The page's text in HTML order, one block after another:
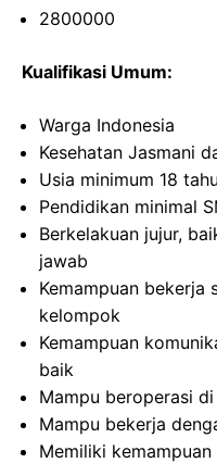
2800000
Kualifikasi Umum:
Warga Indonesia
Kesehatan Jasmani
Usia minimum 18
Pendidikan minimal
Berkelakuan jujur,
jawab
Kemampuan bekerja
kelompok
Kemampuan
baik
Mampu beroperasi
Mampu bekerja
Memiliki